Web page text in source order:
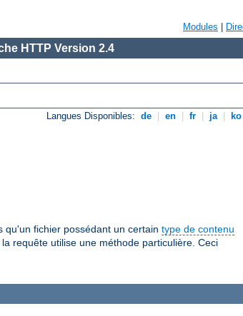
Modules
HTTP Version 2.4
Langues Disponibles: de en fr ja ko
qu'un fichier possédant un certain type de contenu
requête utilise une méthode particulière. Ceci